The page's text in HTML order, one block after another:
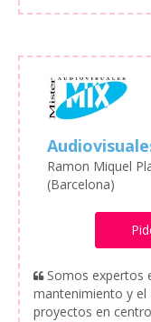
Ramon Miquel
(Barcelona)
Somos expertos
mantenimiento y el
proyectos en